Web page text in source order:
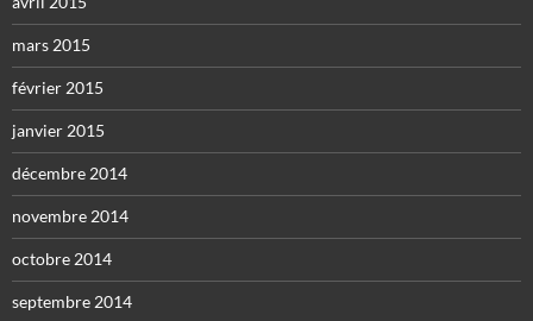
mars 2015
février 2015
janvier 2015
décembre 2014
novembre 2014
octobre 2014
septembre 2014